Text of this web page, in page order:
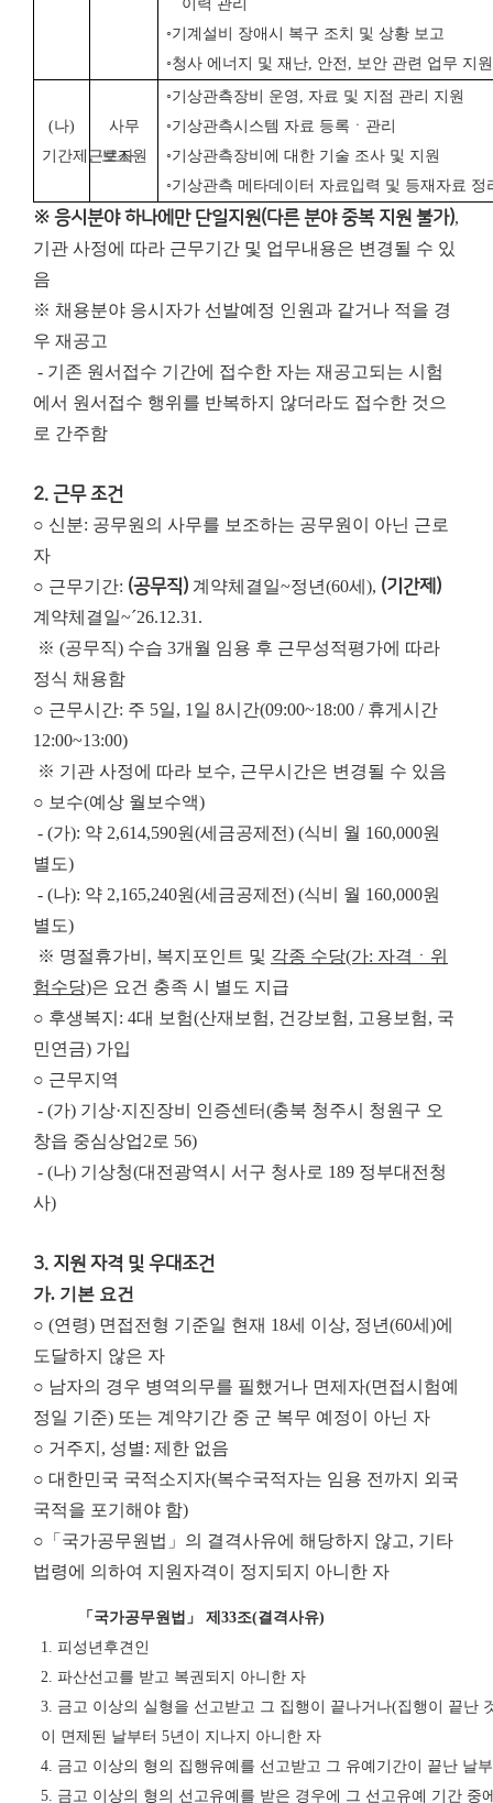
이력 관리
◦기계설비 장애시 복구 조치 및 상황 보고
◦청사 에너지 및 재난, 안전 , 보안 관련 업무 지원
(나)
기간제근로자
사무
보조원
◦기상관측장비 운영 , 자료 및 지점 관리 지원
◦기상관측시스템 자료 등록ㆍ관리
◦기상관측장비에 대한 기술 조사 및 지원
◦기상관측 메타데이터 자료입력 및 등재자료 정
※ 응시분야 하나에만 단일지원(다른 분야 중복 지원 불가),
기관 사정에 따라 근무기간 및 업무내용은 변경될 수 있
음
※ 채용분야 응시자가 선발예정 인원과 같거나 적을 경
우 재공고
- 기존 원서접수 기간에 접수한 자는 재공고되는 시험
에서 원서접수 행위를 반복하지 않더라도 접수한 것으
로 간주함
2. 근무 조건
○ 신분: 공무원의 사무를 보조하는 공무원이 아닌 근로
자
○ 근무기간: (공무직) 계약체결일~정년(60세), (기간제)
계약체결일~´26.12.31.
※ (공무직) 수습 3개월 임용 후 근무성적평가에 따라
정식 채용함
○ 근무시간: 주 5일, 1일 8시간(09:00~18:00 / 휴게시간
12:00~13:00)
※ 기관 사정에 따라 보수, 근무시간은 변경될 수 있음
○ 보수(예상 월보수액)
- (가): 약 2,614,590원(세금공제전) (식비 월 160,000원
별도)
- (나): 약 2,165,240원(세금공제전) (식비 월 160,000원
별도)
※ 명절휴가비, 복지포인트 및 각종 수당(가: 자격ㆍ위
험수당)은 요건 충족 시 별도 지급
○ 후생복지: 4대 보험(산재보험, 건강보험, 고용보험, 국
민연금) 가입
○ 근무지역
- (가) 기상·지진장비 인증센터(충북 청주시 청원구 오
창읍 중심상업2로 56)
- (나) 기상청(대전광역시 서구 청사로 189 정부대전청
사)
3. 지원 자격 및 우대조건
가. 기본 요건
○ (연령) 면접전형 기준일 현재 18세 이상, 정년(60세)에
도달하지 않은 자
○ 남자의 경우 병역의무를 필했거나 면제자(면접시험예
정일 기준) 또는 계약기간 중 군 복무 예정이 아닌 자
○ 거주지, 성별: 제한 없음
○ 대한민국 국적소지자(복수국적자는 임용 전까지 외국
국적을 포기해야 함)
○「국가공무원법」의 결격사유에 해당하지 않고, 기타
법령에 의하여 지원자격이 정지되지 아니한 자
「 국가공무원법 」제33조(결격사유)
1. 피성년후견인
2. 파산선고를 받고 복권되지 아니한 자
3. 금고 이상의 실형을 선고받고 그 집행이 끝나거나(집행이 끝난
이 면제된 날부터 5년이 지나지 아니한 자
4. 금고 이상의 형의 집행유예를 선고받고 그 유예기간이 끝난 날
5. 금고 이상의 형의 선고유예를 받은 경우에 그 선고유예 기간 중